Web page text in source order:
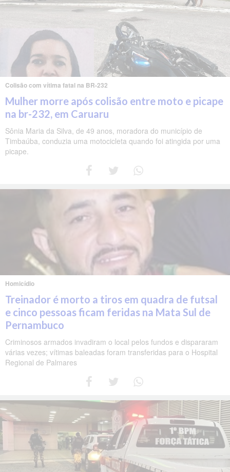
Colisão com vítima fatal na BR-232
Mulher morre após colisão entre moto e picape
na br-232, em Caruaru
Sônia Maria da Silva, de 49 anos, moradora do município de
Timbaúba, conduzia uma motocicleta quando foi atingida por uma
picape.
Homicídio
Treinador é morto a tiros em quadra de futsal
e cinco pessoas ficam feridas na Mata Sul de
Pernambuco
Criminosos armados invadiram o local pelos fundos e dispararam
várias vezes; vítimas baleadas foram transferidas para o Hospital
Regional de Palmares